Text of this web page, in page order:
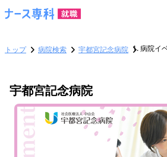
トップ 病院検索 宇都宮記念病院 病院イ
宇都宮記念病院